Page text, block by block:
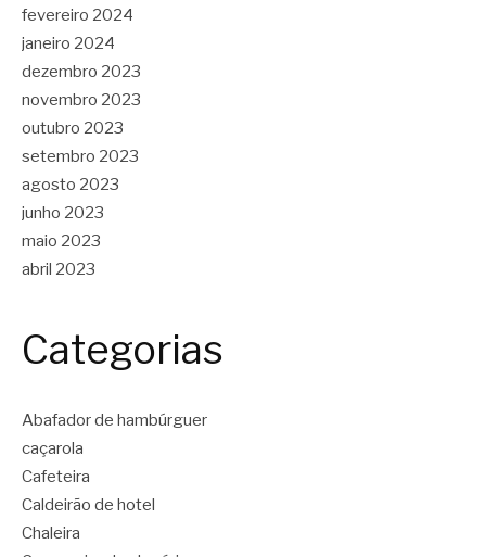
fevereiro 2024
janeiro 2024
dezembro 2023
novembro 2023
outubro 2023
setembro 2023
agosto 2023
junho 2023
maio 2023
abril 2023
Categorias
Abafador de hambúrguer
caçarola
Cafeteira
Caldeirão de hotel
Chaleira